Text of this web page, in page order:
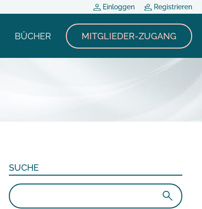
Einloggen Registrieren
BÜCHER MITGLIEDER-ZUGANG
SUCHE
Suchen
nach: